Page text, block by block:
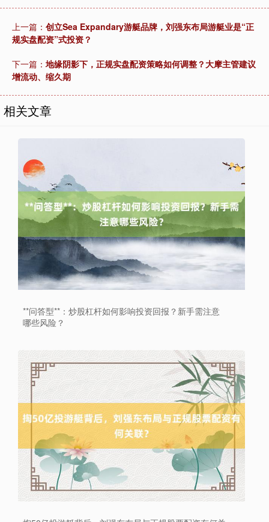
上一篇： 创立Sea Expandary游艇品牌，刘强东布局游艇业是“正
规实盘配资”式投资？
下一篇： 地缘阴影下，正规实盘配资策略如何调整？大摩主管建议
增流动、缩久期
相关文章
**问答型**：炒股杠杆如何影响投资回报？新手需注意
哪些风险？